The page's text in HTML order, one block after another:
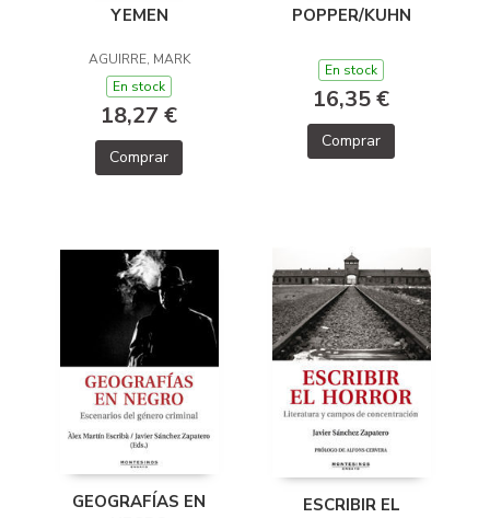
YEMEN
AGUIRRE, MARK
En stock
18,27 €
Comprar
POPPER/KUHN
En stock
16,35 €
Comprar
GEOGRAFÍAS EN
ESCRIBIR EL